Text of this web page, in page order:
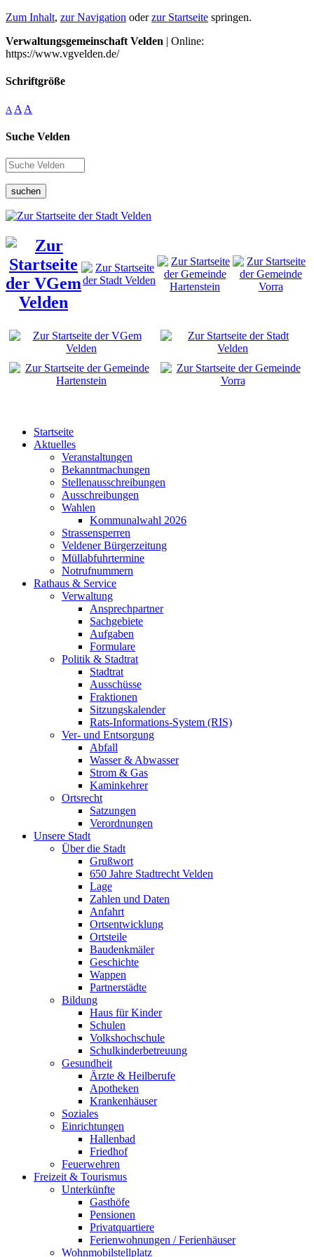
Zum Inhalt, zur Navigation oderzur Startseite springen.
Verwaltungsgemeinschaft Velden | Online:
https://www.vgvelden.de/
Schriftgröße
A A A
Suche Velden
suchen
Startseite
Aktuelles
Veranstaltungen
Bekanntmachungen
Stellenausschreibungen
Ausschreibungen
Wahlen
Kommunalwahl 2026
Strassensperren
Veldener Bürgerzeitung
Müllabfuhrtermine
Notrufnummern
Rathaus & Service
Verwaltung
Ansprechpartner
Sachgebiete
Aufgaben
Formulare
Politik & Stadtrat
Stadtrat
Ausschüsse
Fraktionen
Sitzungskalender
Rats-Informations-System (RIS)
Ver- und Entsorgung
Abfall
Wasser & Abwasser
Strom & Gas
Kaminkehrer
Ortsrecht
Satzungen
Verordnungen
Unsere Stadt
Über die Stadt
Grußwort
650 Jahre Stadtrecht Velden
Lage
Zahlen und Daten
Anfahrt
Ortsentwicklung
Ortsteile
Baudenkmäler
Geschichte
Wappen
Partnerstädte
Bildung
Haus für Kinder
Schulen
Volkshochschule
Schulkinderbetreuung
Gesundheit
Ärzte & Heilberufe
Apotheken
Krankenhäuser
Soziales
Einrichtungen
Hallenbad
Friedhof
Feuerwehren
Freizeit & Tourismus
Unterkünfte
Gasthöfe
Pensionen
Privatquartiere
Ferienwohnungen / Ferienhäuser
Wohnmobilstellplatz